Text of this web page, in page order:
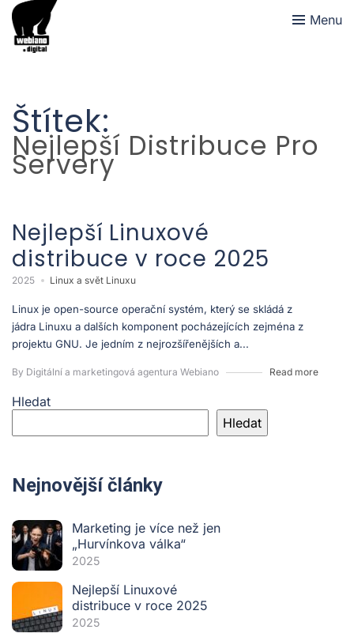
Menu
Štítek:
Nejlepší Distribuce Pro
Servery
Nejlepší Linuxové
distribuce v roce 2025
2025 Linux a svět Linuxu
Linux je open-source operační systém, který se skládá z
jádra Linuxu a dalších komponent pocházejících zejména z
projektu GNU. Je jedním z nejrozšířenějších a...
By Digitální a marketingová agentura Webiano Read more
Hledat
Hledat
Nejnovější články
Marketing je více než jen
„Hurvínkova válka“
2025
Nejlepší Linuxové
distribuce v roce 2025
2025